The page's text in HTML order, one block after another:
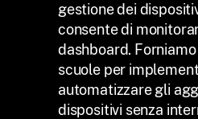
gestione dei
consente di
dashboard.
scuole per
automatizzare gli
dispositivi senza